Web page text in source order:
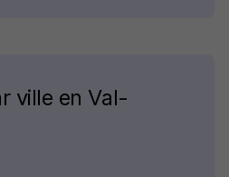
ville en Val-